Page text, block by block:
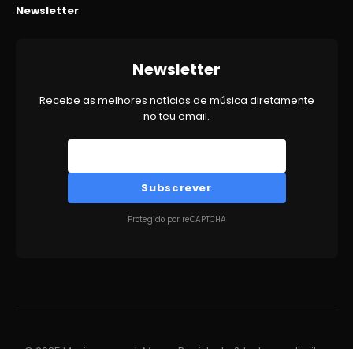
Newsletter
Newsletter
Recebe as melhores notícias de música diretamente
no teu email.
Subscrever
Protegido por reCAPTCHA